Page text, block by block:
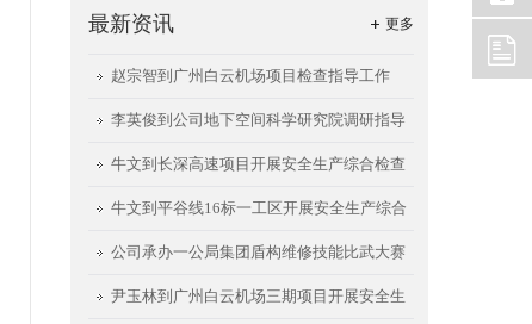
更多
最新资讯
赵宗智到广州白云机场项目检查指导工作
李英俊到公司地下空间科学研究院调研指导
工作
牛文到长深高速项目开展安全生产综合检查
牛文到平谷线16标一工区开展安全生产综合
检查
公司承办一公局集团盾构维修技能比武大赛
尹玉林到广州白云机场三期项目开展安全生